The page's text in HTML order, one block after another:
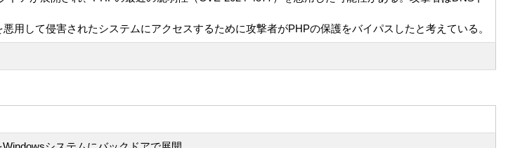
用して侵害されたシステムにアクセスするために攻撃者がPHPの保護をバイパスしたと考えている。